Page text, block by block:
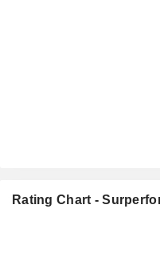
Rating Chart -